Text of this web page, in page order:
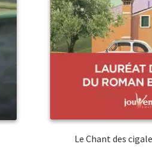
Le Chant des